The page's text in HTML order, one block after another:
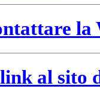
al sito